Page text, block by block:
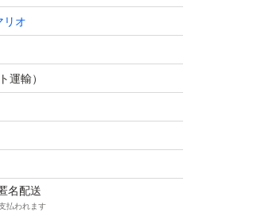
リオ
運輸）
名配送
払われます